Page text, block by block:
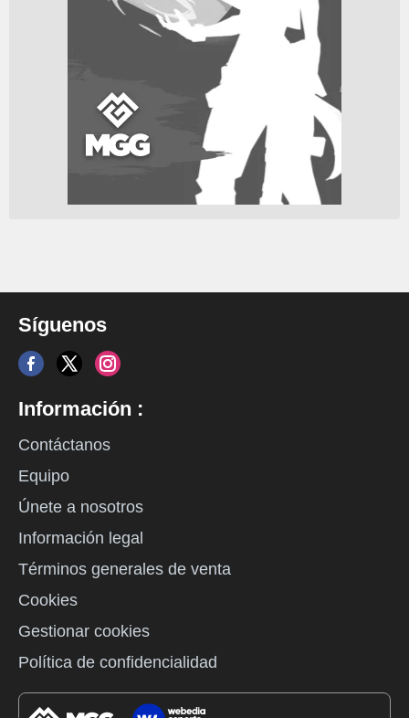
Síguenos
Información :
Contáctanos
Equipo
Únete a nosotros
Información legal
Términos generales de venta
Cookies
Gestionar cookies
Política de confidencialidad